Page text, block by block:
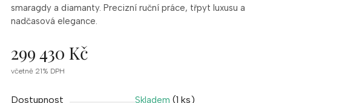
smaragdy a diamanty. Precizní ruční práce, třpyt luxusu a
nadčasová elegance.
299 430 Kč
Měrná
včetně 21% DPH
Dostupnost Skladem (1 ks)